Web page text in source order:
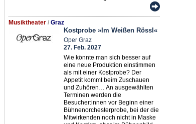
Musiktheater / Graz
Kostprobe »Im Weißen Rössl«
Oper Graz
27. Feb. 2027
Wie könnte man sich besser auf
eine neue Produktion einstimmen
als mit einer Kostprobe? Der
Appetit kommt beim Zuschauen
und Zuhören… An ausgewählten
Terminen werden die
Besucher:innen vor Beginn einer
Bühnenorchesterprobe, bei der die
Mitwirkenden noch nicht in Maske